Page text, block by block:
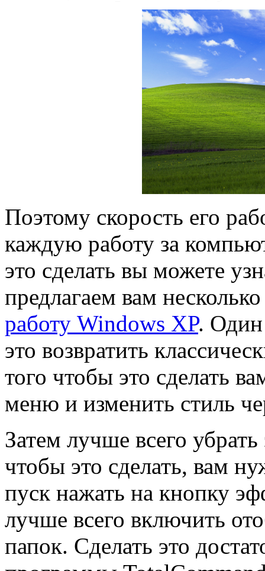
Поэтому скорость его
каждую работу за
это сделать вы можете
предлагаем вам
работу Windows XP. Один
это возвратить
того чтобы это сделать
меню и изменить стиль
Затем лучше всего
чтобы это сделать, вам
пуск нажать на кнопку
лучше всего включить
папок. Сделать это